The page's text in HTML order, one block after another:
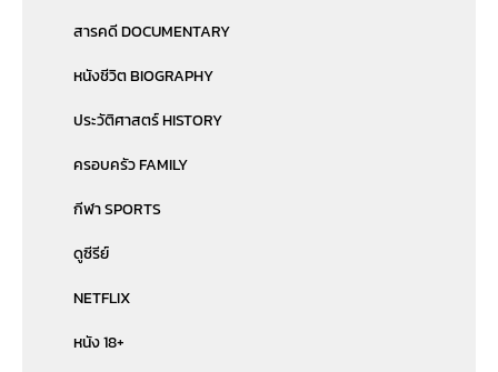
สารคดี DOCUMENTARY
หนังชีวิต BIOGRAPHY
ประวัติศาสตร์ HISTORY
ครอบครัว FAMILY
กีฬา SPORTS
ดูซีรีย์
NETFLIX
หนัง 18+